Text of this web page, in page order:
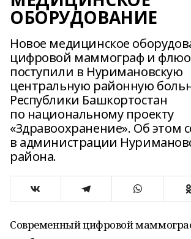
ОБОРУДОВАНИЕ
Новое медицинское
цифровой маммограф и
поступили в Нуримановскую
центральную районную
Республики Башкортостан
по национальному проекту
«Здравоохранение». Об этом
в администрации
района.
Современный цифровой